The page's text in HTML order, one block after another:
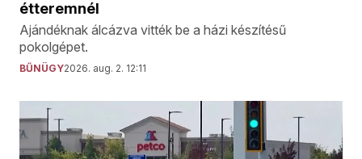
étteremnél
Ajándéknak álcázva vitték be a házi készítésű
pokolgépet.
BŰNÜGY2026. aug. 2. 12:11